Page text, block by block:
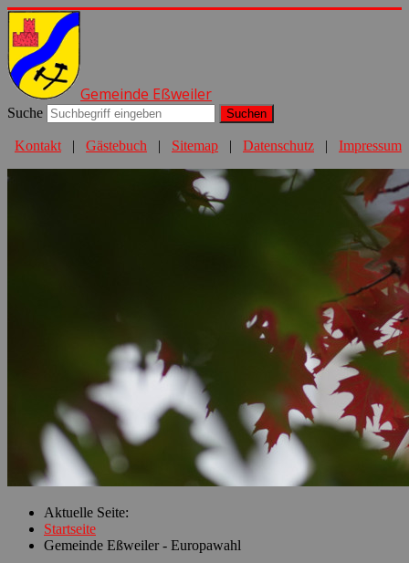
Gemeinde Eßweiler
Suche Suchen
Kontakt | Gästebuch | Sitemap | Datenschutz | Impressum
Aktuelle Seite:
Startseite
Gemeinde Eßweiler - Europawahl